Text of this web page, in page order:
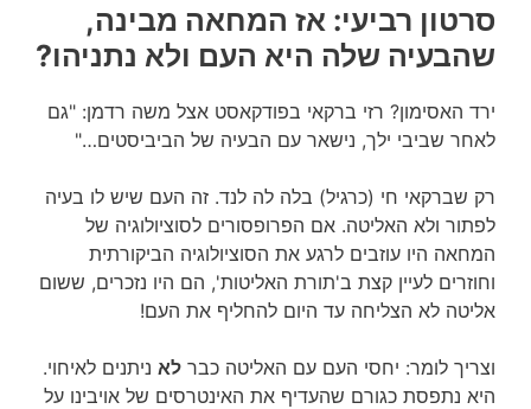
סרטון רביעי: אז המחאה מבינה,
שהבעיה שלה היא העם ולא נתניהו?
ירד האסימון? רזי ברקאי בפודקאסט אצל משה רדמן: "גם
לאחר שביבי ילך, נישאר עם הבעיה של הביביסטים…"
רק שברקאי חי (כרגיל) בלה לה לנד. זה העם שיש לו בעיה
לפתור ולא האליטה. אם הפרופסורים לסוציולוגיה של
המחאה היו עוזבים לרגע את הסוציולוגיה הביקורתית
וחוזרים לעיין קצת ב'תורת האליטות', הם היו נזכרים, ששום
אליטה לא הצליחה עד היום להחליף את העם!
וצריך לומר: יחסי העם עם האליטה כבר לא ניתנים לאיחוי.
היא נתפסת כגורם שהעדיף את האינטרסים של אויבינו על